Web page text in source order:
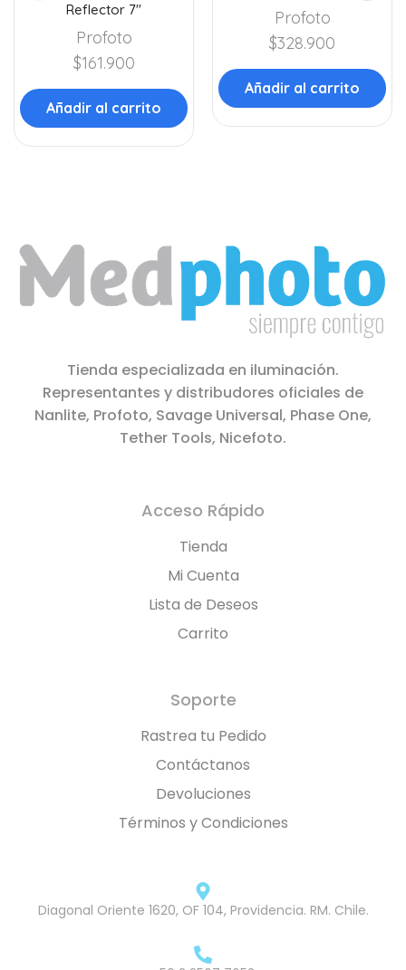
Reflector 7″
Profoto
$161.900
Añadir al carrito
Profoto
$328.900
Añadir al carrito
Tienda especializada en iluminación.
Representantes y distribudores oficiales de
Nanlite, Profoto, Savage Universal, Phase One,
Tether Tools, Nicefoto.
Acceso Rápido
Tienda
Mi Cuenta
Lista de Deseos
Carrito
Soporte
Rastrea tu Pedido
Contáctanos
Devoluciones
Términos y Condiciones
Diagonal Oriente 1620, OF 104, Providencia. RM. Chile.